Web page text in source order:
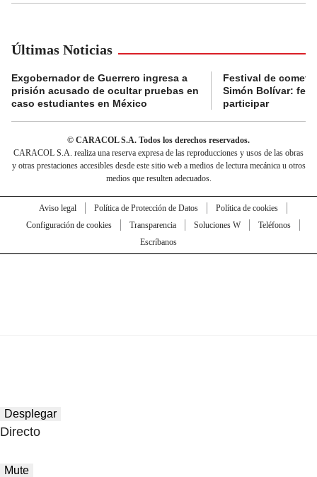
Últimas Noticias
Exgobernador de Guerrero ingresa a
prisión acusado de ocultar pruebas en
caso estudiantes en México
Festival de
Simón Bolívar:
participar
© CARACOL S.A. Todos los derechos reservados.
CARACOL S.A. realiza una reserva expresa de las reproducciones y usos de las obras
y otras prestaciones accesibles desde este sitio web a medios de lectura mecánica u otros
medios que resulten adecuados.
Aviso legal Política de Protección de Datos
Política de cookies
Configuración de cookies
Transparencia Soluciones W
Teléfonos
Escríbanos
Desplegar
Directo
Mute